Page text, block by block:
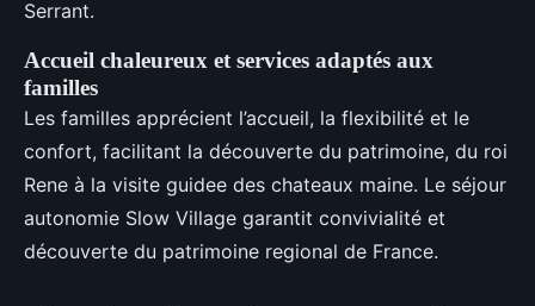
Serrant.
Accueil chaleureux et services adaptés aux
familles
Les familles apprécient l’accueil, la flexibilité et le
confort, facilitant la découverte du patrimoine, du roi
Rene à la visite guidee des chateaux maine. Le séjour
autonomie Slow Village garantit convivialité et
découverte du patrimoine regional de France.